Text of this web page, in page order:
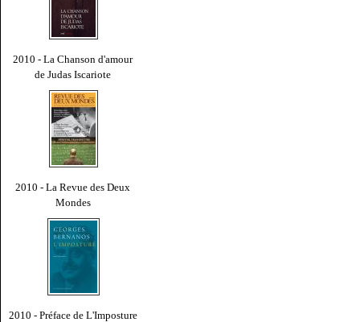
2010 - La Chanson d'amour
de Judas Iscariote
2010 - La Revue des Deux
Mondes
2010 - Préface de L'Imposture